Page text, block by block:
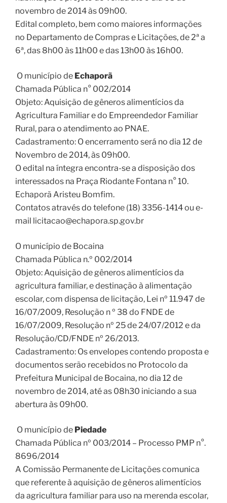
novembro de 2014 às 09h00.
Edital completo, bem como maiores informações
no Departamento de Compras e Licitações, de 2ª a
6ª, das 8h00 às 11h00 e das 13h00 às 16h00.
O município de Echaporã
Chamada Pública n° 002/2014
Objeto: Aquisição de gêneros alimentícios da
Agricultura Familiar e do Empreendedor Familiar
Rural, para o atendimento ao PNAE.
Cadastramento: O encerramento será no dia 12 de
Novembro de 2014, às 09h00.
O edital na íntegra encontra-se a disposição dos
interessados na Praça Riodante Fontana n° 10.
Echaporã Aristeu Bomfim.
Contatos através do telefone (18) 3356-1414 ou e-
mail licitacao@echapora.sp.gov.br
O município de Bocaina
Chamada Pública n.º 002/2014
Objeto: Aquisição de gêneros alimentícios da
agricultura familiar, e destinação à alimentação
escolar, com dispensa de licitação, Lei nº 11.947 de
16/07/2009, Resolução n º 38 do FNDE de
16/07/2009, Resolução nº 25 de 24/07/2012 e da
Resolução/CD/FNDE nº 26/2013.
Cadastramento: Os envelopes contendo proposta e
documentos serão recebidos no Protocolo da
Prefeitura Municipal de Bocaina, no dia 12 de
novembro de 2014, até as 08h30 iniciando a sua
abertura às 09h00.
O município de Piedade
Chamada Pública nº 003/2014 – Processo PMP n°.
8696/2014
A Comissão Permanente de Licitações comunica
que referente à aquisição de gêneros alimentícios
da agricultura familiar para uso na merenda escolar,